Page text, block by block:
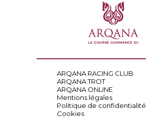
ARQANA RACING CLUB
ARQANA TROT
ARQANA ONLINE
Mentions légales
Politique de confidentialité
Cookies